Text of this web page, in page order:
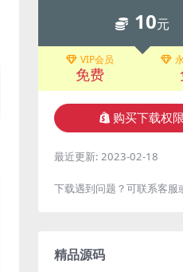
10元
VIP会员
免费
购买下载权限
最近更新: 2023-02-18
下载遇到问题？可联系客服
精品源码